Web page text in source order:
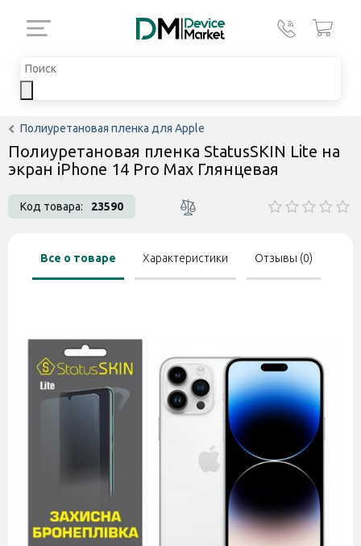
Полиуретановая пленка для Apple
Полиуретановая пленка StatusSKIN Lite на
экран iPhone 14 Pro Max Глянцевая
Код товара: 23590
Все о товаре Характеристики Отзывы (0)